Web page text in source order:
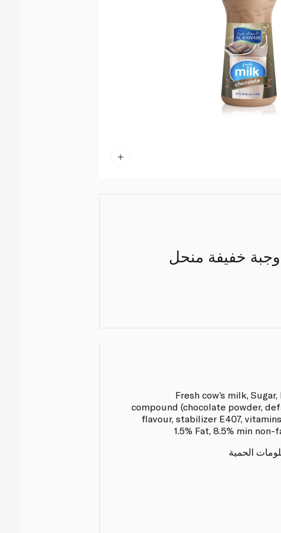
خفيفة منحل
Fresh cow’s milk,
compound (chocolate powder,
flavour, stabilizer E407,
1.5% Fat, 8.5% min
الحمية